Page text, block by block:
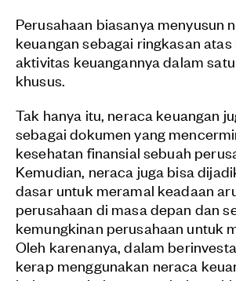
Perusahaan biasanya menyusun
keuangan sebagai ringkasan
aktivitas keuangannya dalam
khusus.
Tak hanya itu, neraca keuangan
sebagai dokumen yang
kesehatan finansial sebuah
Kemudian, neraca juga bisa
dasar untuk meramal keadaan
perusahaan di masa depan dan
kemungkinan perusahaan untuk
Oleh karenanya, dalam
kerap menggunakan neraca